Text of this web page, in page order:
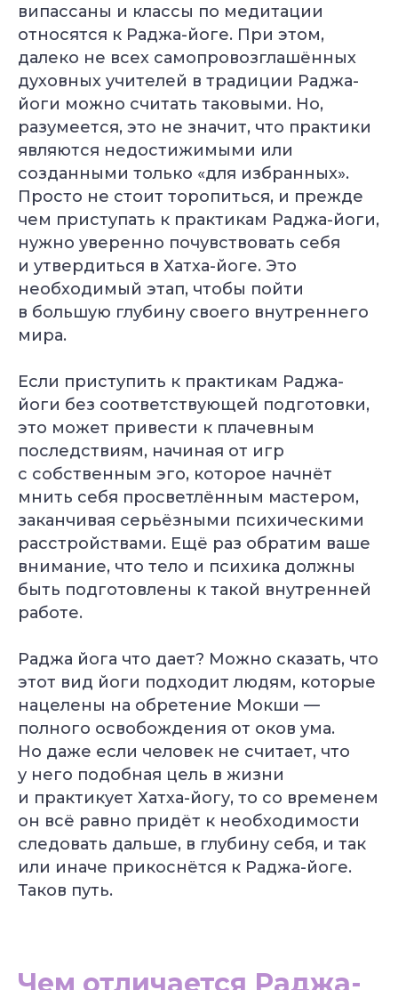
випассаны и классы по медитации
относятся к Раджа-йоге. При этом,
далеко не всех самопровозглашённых
духовных учителей в традиции Раджа-
йоги можно считать таковыми. Но,
разумеется, это не значит, что практики
являются недостижимыми или
созданными только «для избранных».
Просто не стоит торопиться, и прежде
чем приступать к практикам Раджа-йоги,
нужно уверенно почувствовать себя
и утвердиться в Хатха-йоге. Это
необходимый этап, чтобы пойти
в большую глубину своего внутреннего
мира.
Если приступить к практикам Раджа-
йоги без соответствующей подготовки,
это может привести к плачевным
последствиям, начиная от игр
с собственным эго, которое начнёт
мнить себя просветлённым мастером,
заканчивая серьёзными психическими
расстройствами. Ещё раз обратим ваше
внимание, что тело и психика должны
быть подготовлены к такой внутренней
работе.
Раджа йога что дает? Можно сказать, что
этот вид йоги подходит людям, которые
нацелены на обретение Мокши —
полного освобождения от оков ума.
Но даже если человек не считает, что
у него подобная цель в жизни
и практикует Хатха-йогу, то со временем
он всё равно придёт к необходимости
следовать дальше, в глубину себя, и так
или иначе прикоснётся к Раджа-йоге.
Таков путь.